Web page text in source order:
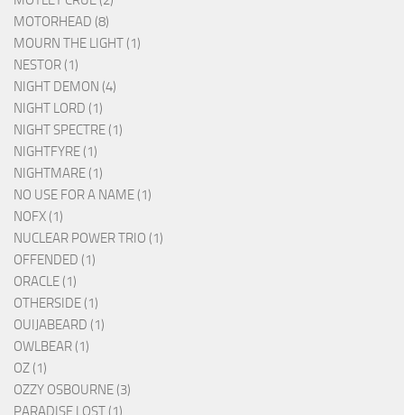
MOTORHEAD (8)
MOURN THE LIGHT (1)
NESTOR (1)
NIGHT DEMON (4)
NIGHT LORD (1)
NIGHT SPECTRE (1)
NIGHTFYRE (1)
NIGHTMARE (1)
NO USE FOR A NAME (1)
NOFX (1)
NUCLEAR POWER TRIO (1)
OFFENDED (1)
ORACLE (1)
OTHERSIDE (1)
OUIJABEARD (1)
OWLBEAR (1)
OZ (1)
OZZY OSBOURNE (3)
PARADISE LOST (1)